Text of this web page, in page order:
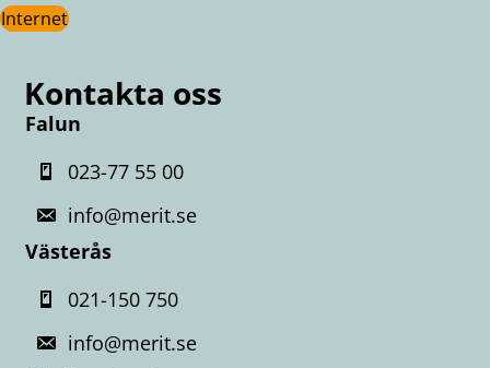
Internet
Kontakta oss
Falun
023-77 55 00
info@merit.se
Västerås
021-150 750
info@merit.se